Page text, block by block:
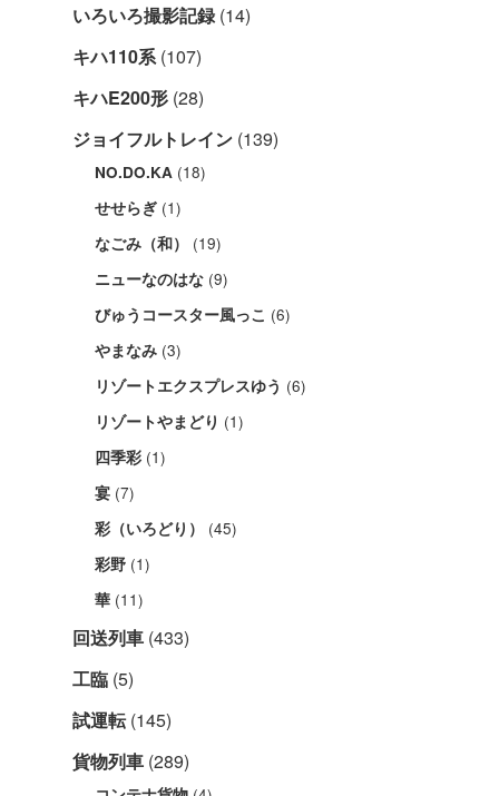
いろいろ撮影記録(14)
キハ110系(107)
キハE200形 (28)
ジョイフルトレイン (139)
NO.DO.KA (18)
せせらぎ (1)
なごみ（和） (19)
ニューなのはな (9)
びゅうコースター風っこ (6)
やまなみ (3)
リゾートエクスプレスゆう (6)
リゾートやまどり (1)
四季彩 (1)
宴 (7)
彩（いろどり） (45)
彩野 (1)
華 (11)
回送列車 (433)
工臨 (5)
試運転(145)
貨物列車 (289)